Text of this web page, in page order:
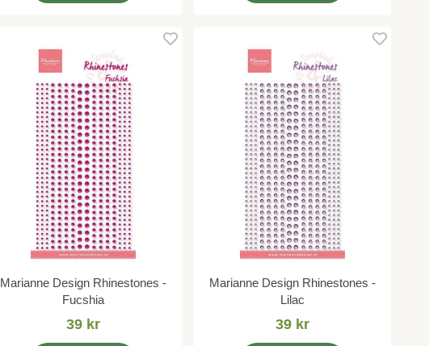
Marianne Design Rhinestones -
Fucshia
39 kr
Marianne Design Rhinestones -
Lilac
39 kr